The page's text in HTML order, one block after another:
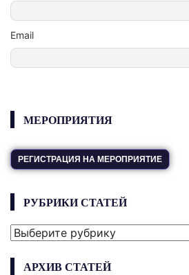
Email
МЕРОПРИЯТИЯ
РЕГИСТРАЦИЯ НА МЕРОПРИЯТИЕ
РУБРИКИ СТАТЕЙ
РУБРИКИ
АРХИВ СТАТЕЙ